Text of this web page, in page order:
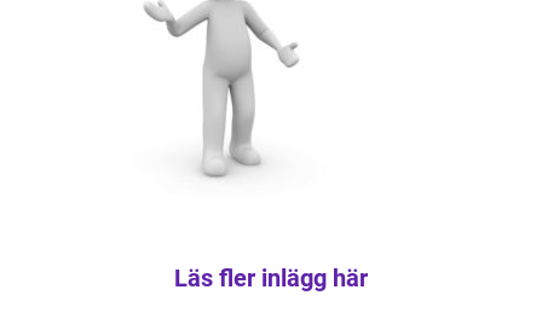
Läs fler inlägg här